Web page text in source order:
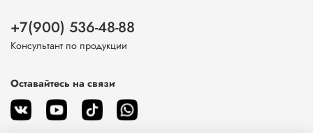
+7(900) 536-48-88
Консультант по продукции
Оставайтесь на связи